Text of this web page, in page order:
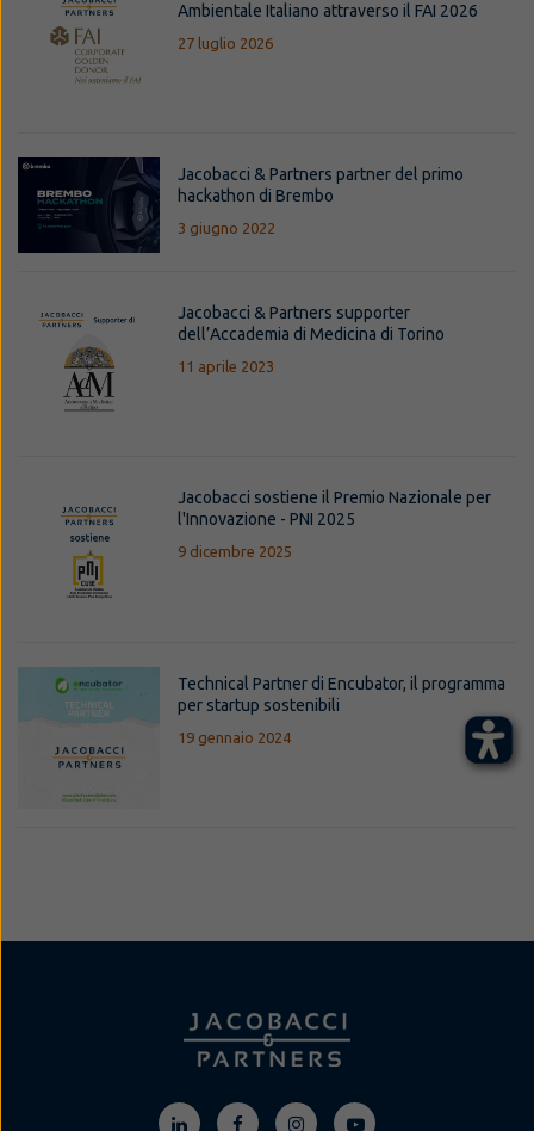
Ambientale Italiano attraverso il FAI 2026
27 luglio 2026
Jacobacci & Partners partner del primo
hackathon di Brembo
3 giugno 2022
Jacobacci & Partners supporter
dell’Accademia di Medicina di Torino
11 aprile 2023
Jacobacci sostiene il Premio Nazionale per
l'Innovazione - PNI 2025
9 dicembre 2025
Technical Partner di Encubator, il programma
per startup sostenibili
19 gennaio 2024